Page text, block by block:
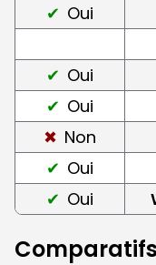
Oui
Oui
Oui
Non
Oui
Oui